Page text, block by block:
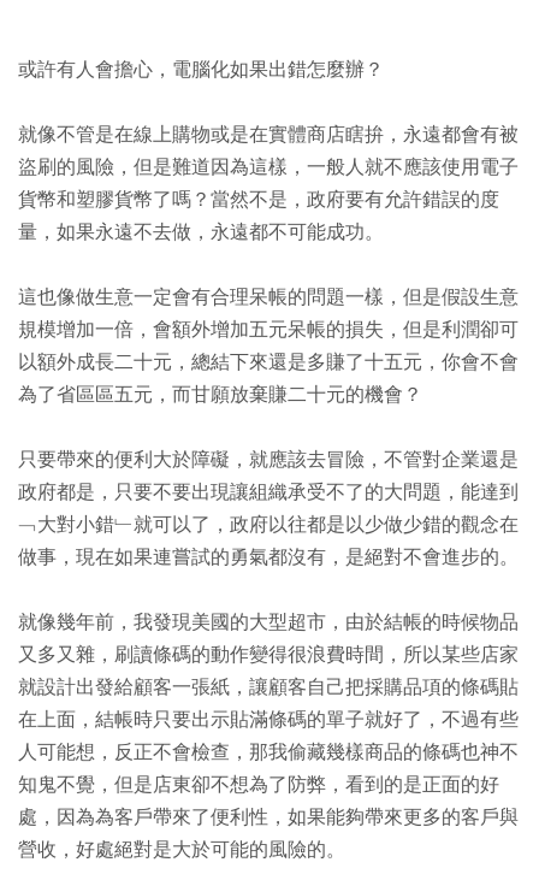
或許有人會擔心，電腦化如果出錯怎麼辦？
就像不管是在線上購物或是在實體商店瞎拚，永遠都會有被
盜刷的風險，但是難道因為這樣，一般人就不應該使用電子
貨幣和塑膠貨幣了嗎？當然不是，政府要有允許錯誤的度
量，如果永遠不去做，永遠都不可能成功。
這也像做生意一定會有合理呆帳的問題一樣，但是假設生意
規模增加一倍，會額外增加五元呆帳的損失，但是利潤卻可
以額外成長二十元，總結下來還是多賺了十五元，你會不會
為了省區區五元，而甘願放棄賺二十元的機會？
只要帶來的便利大於障礙，就應該去冒險，不管對企業還是
政府都是，只要不要出現讓組織承受不了的大問題，能達到
﹁大對小錯﹂就可以了，政府以往都是以少做少錯的觀念在
做事，現在如果連嘗試的勇氣都沒有，是絕對不會進步的。
就像幾年前，我發現美國的大型超市，由於結帳的時候物品
又多又雜，刷讀條碼的動作變得很浪費時間，所以某些店家
就設計出發給顧客一張紙，讓顧客自己把採購品項的條碼貼
在上面，結帳時只要出示貼滿條碼的單子就好了，不過有些
人可能想，反正不會檢查，那我偷藏幾樣商品的條碼也神不
知鬼不覺，但是店東卻不想為了防弊，看到的是正面的好
處，因為為客戶帶來了便利性，如果能夠帶來更多的客戶與
營收，好處絕對是大於可能的風險的。